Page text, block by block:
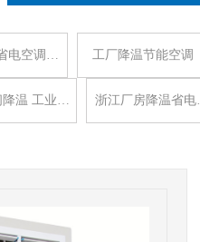
电空调… 工厂降温节能空调
降温 工业… 浙江厂房降温省